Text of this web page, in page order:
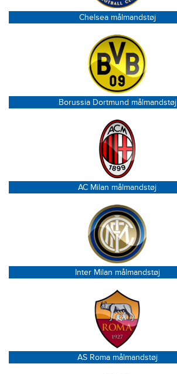
Chelsea målmandstøj
Borussia Dortmund målmandstøj
AC Milan målmandstøj
Inter Milan målmandstøj
AS Roma målmandstøj